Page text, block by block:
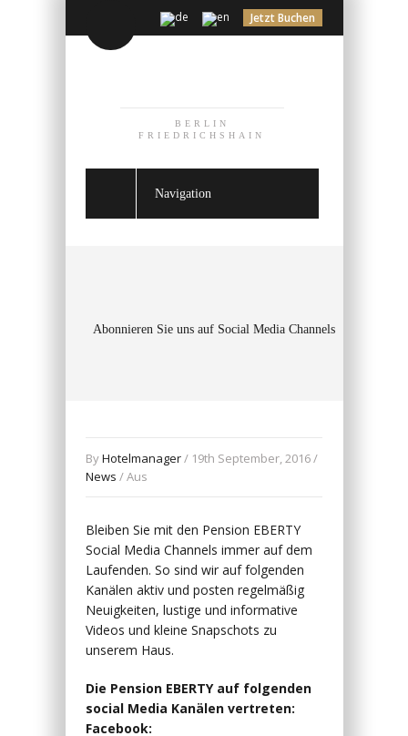
Jetzt Buchen
BERLIN
FRIEDRICHSHAIN
Navigation
Abonnieren Sie uns auf Social Media Channels
ByHotelmanager/ 19th September, 2016 /
News /Aus
Bleiben Sie mit den Pension EBERTY
Social Media Channels immer auf dem
Laufenden. So sind wir auf folgenden
Kanälen aktiv und posten regelmäßig
Neuigkeiten, lustige und informative
Videos und kleine Snapschots zu
unserem Haus.
Die Pension EBERTY auf folgenden
social Media Kanälen vertreten:
Facebook: